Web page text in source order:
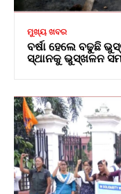
ମୁଖ୍ୟ ଖବର
ବର୍ଷା ହେଲେ ବଢୁଛି
ସ୍ଥାନକୁ ଭୁସ୍ଖଳନ